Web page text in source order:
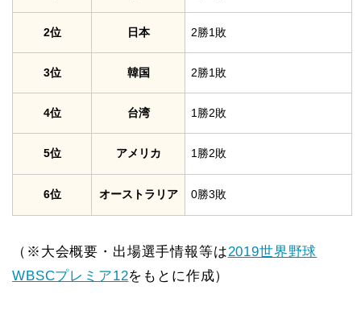
2位 日本 2勝1敗
3位 韓国 2勝1敗
4位 台湾 1勝2敗
5位 アメリカ 1勝2敗
6位 オーストラリア 0勝3敗
（※大会概要・出場選手情報等は2019世界野球
WBSCプレミア12をもとに作成）